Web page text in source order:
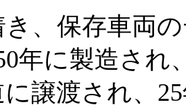
、保存車両の
年に製造され
譲渡され、 25